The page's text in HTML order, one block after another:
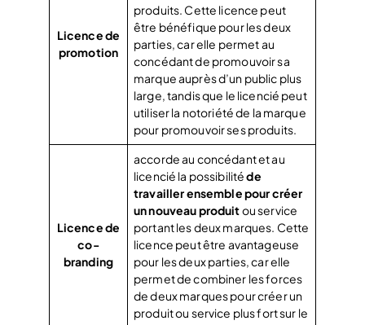
Licence de
promotion
produits. Cette licence peut
être bénéfique pour les deux
parties, car elle permet au
concédant de promouvoir sa
marque auprès d’un public plus
large, tandis que le licencié peut
utiliser la notoriété de la marque
pour promouvoir ses produits.
Licence de
co-
branding
accorde au concédant et au
licencié la possibilitéde
travailler ensemble pour créer
un nouveau produitou service
portant les deux marques. Cette
licence peut être avantageuse
pour les deux parties, car elle
permet de combiner les forces
de deux marques pour créer un
produit ou service plus fort sur le